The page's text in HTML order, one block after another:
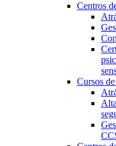
Centros
Cursos